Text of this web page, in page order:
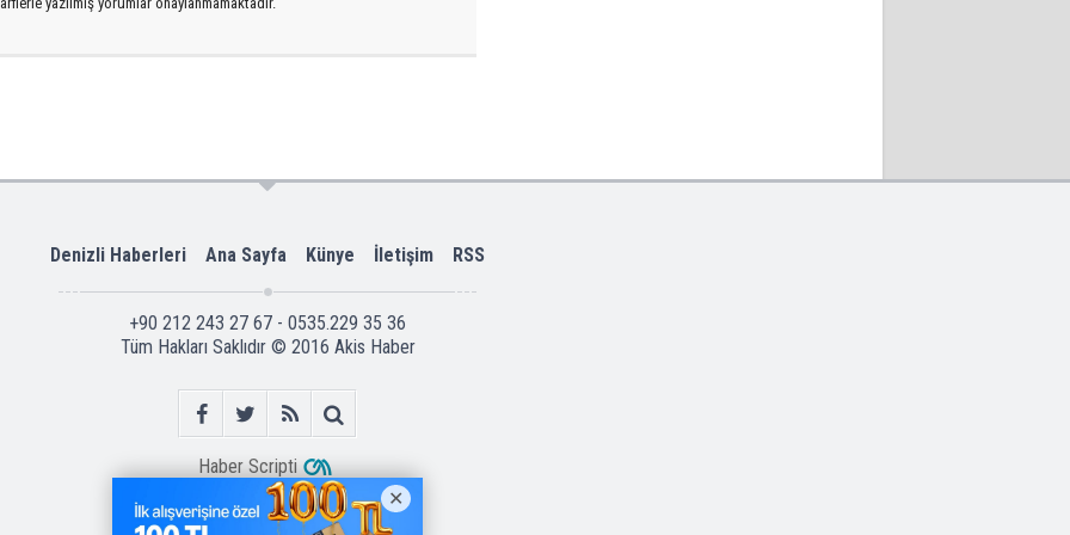
Denizli Haberleri Ana Sayfa Künye İletişim RSS
+90 212 243 27 67 - 0535.229 35 36
Tüm Hakları Saklıdır © 2016 Akis Haber
Haber Scripti